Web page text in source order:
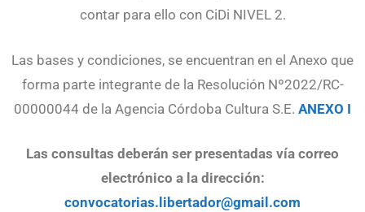
contar para ello con CiDi NIVEL 2.
Las bases y condiciones, se encuentran en el Anexo que
forma parte integrante de la Resolución Nº2022/RC-
00000044 de la Agencia Córdoba Cultura S.E. ANEXO I
Las consultas deberán ser presentadas vía correo
electrónico a la dirección:
convocatorias.libertador@gmail.com